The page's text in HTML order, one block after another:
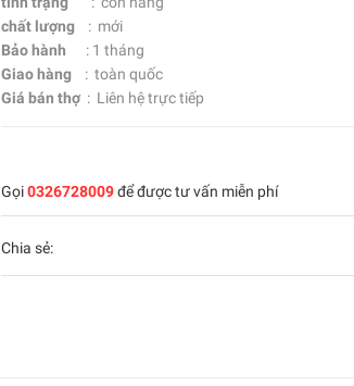
chất lượng: mới
Bảo hành
: 1 tháng
Giao hàng: toàn quốc
Giá bán thợ : Liên hệ trực tiếp
Gọi0326728009để được tư vấn miễn phí
Chia sẻ: